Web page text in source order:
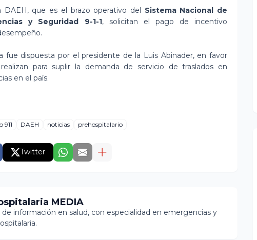
DAEH, que es el brazo operativo del Sistema Nacional de
y Seguridad 9-1-1, solicitan el pago de incentivo
fue dispuesta por el presidente de la Luis Abinader, en favor
para suplir la demanda de servicio de traslados en
en el país.
911 DAEH noticias prehospitalario
Twitter
MEDIA
información en salud, con especialidad en emergencias y